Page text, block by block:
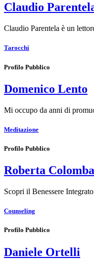
Claudio
Claudio Parentela è un
Tarocchi
Profilo Pubblico
Domenico Lento
Mi occupo da anni di
Meditazione
Profilo Pubblico
Roberta
Scopri il Benessere
Counseling
Profilo Pubblico
Daniele Ortelli